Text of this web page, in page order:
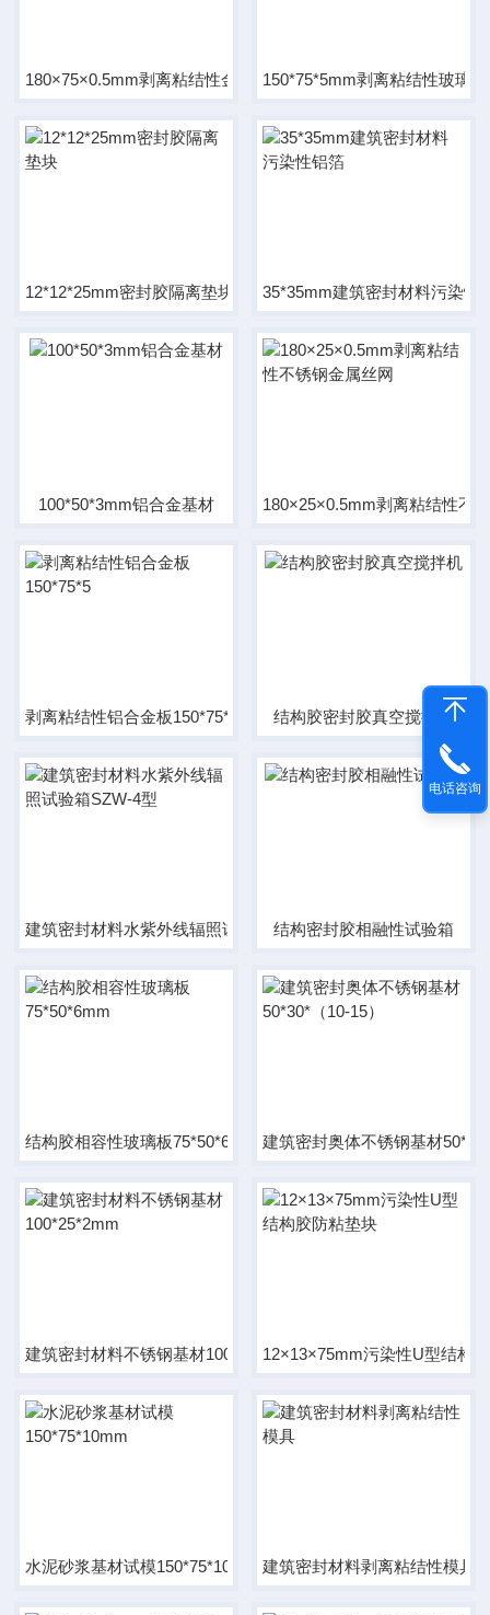
180×75×0.5mm剥离粘结性金属丝网150*75*5mm剥离粘结性玻璃板
12*12*25mm密封胶隔离垫块 35*35mm建筑密封材料污染性
100*50*3mm铝合金基材 180×25×0.5mm剥离粘结性不
剥离粘结性铝合金板150*75*5 结构胶密封胶真空搅拌机
建筑密封材料水紫外线辐照试验箱SZW-4型结构密封胶相融性试验箱
结构胶相容性玻璃板75*50*6mm 建筑密封奥体不锈钢基材
建筑密封材料不锈钢基材100*25*2mm12×13×75mm污染性U型结构
水泥砂浆基材试模150*75*10mm 建筑密封材料剥离粘结性模具
电话咨询